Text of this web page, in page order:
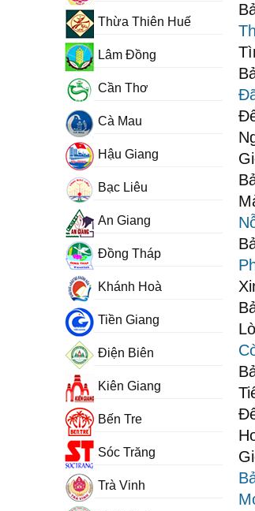
Thừa Thiên Huế
Lâm Đồng
Cần Thơ
Cà Mau
Hậu Giang
Bạc Liêu
An Giang
Đồng Tháp
Khánh Hoà
Tiền Giang
Điện Biên
Kiên Giang
Bến Tre
Sóc Trăng
Trà Vinh